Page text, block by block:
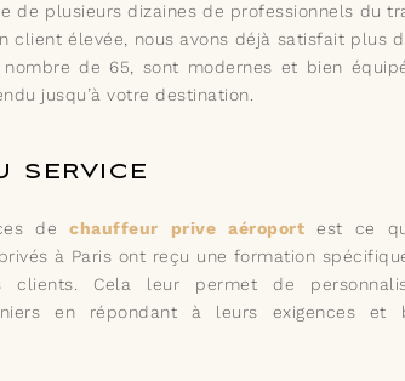
de plusieurs dizaines de professionnels du
client élevée, nous avons déjà satisfait plus
de 65, sont modernes et bien
jusqu’à votre destination.
service
de chauffeur prive aéroport est ce
à Paris ont reçu une formation
clients. Cela leur permet de
en répondant à leurs exigences et